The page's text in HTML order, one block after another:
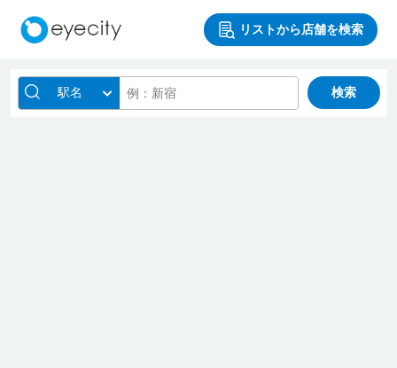
リストから店舗を検索
駅名 検索